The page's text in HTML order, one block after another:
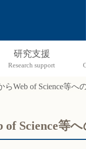
研究支援
らWeb of Science等
of Science等